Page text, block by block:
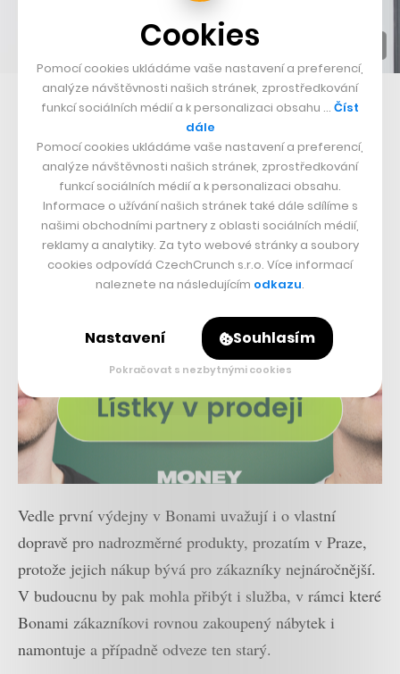
Pavel Vopařil
Vedle první výdejny v Bonami uvažují i o vlastní
dopravě pro nadrozměrné produkty, prozatím v Praze,
protože jejich nákup bývá pro zákazníky nejnáročnější.
V budoucnu by pak mohla přibýt i služba, v rámci které
Bonami zákazníkovi rovnou zakoupený nábytek i
namontuje a případně odveze ten starý.
Cookies
Pomocí cookies ukládáme vaše nastavení a preferencí,
analýze návštěvnosti našich stránek, zprostředkování
funkcí sociálních médií a k personalizaci obsahu … Číst
dále
Pomocí cookies ukládáme vaše nastavení a preferencí,
analýze návštěvnosti našich stránek, zprostředkování
funkcí sociálních médií a k personalizaci obsahu.
Informace o užívání našich stránek také dále sdílíme s
našimi obchodními partnery z oblasti sociálních médií,
reklamy a analytiky. Za tyto webové stránky a soubory
cookies odpovídá CzechCrunch s.r.o. Více informací
naleznete na následujícím odkazu.
Nastavení Souhlasím
Pokračovat s nezbytnými cookies